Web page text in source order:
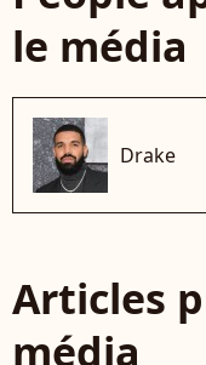
le média
Drake
Articles
média